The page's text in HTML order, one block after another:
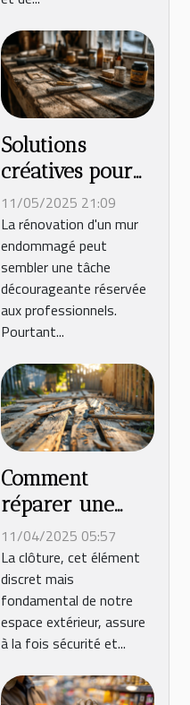
Solutions
créatives pour
réparer un mur
abîmé sans
l'aide d'un
professionnel
11/05/2025 21:09
La rénovation d'un mur
endommagé peut
sembler une tâche
décourageante réservée
aux professionnels.
Pourtant...
Comment
réparer une
clôture
endommagée
conseils
pratiques pour
une rénovation
11/04/2025 05:57
La clôture, cet élément
discret mais
fondamental de notre
espace extérieur, assure
à la fois sécurité et...